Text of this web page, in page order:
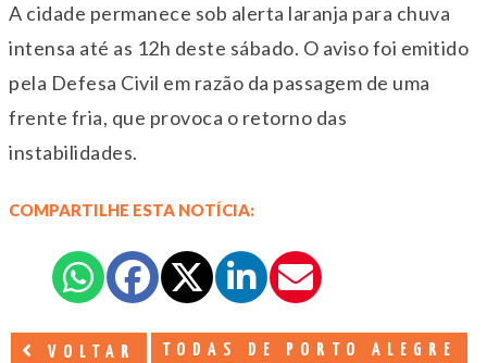
A cidade permanece sob alerta laranja para chuva
intensa até as 12h deste sábado. O aviso foi emitido
pela Defesa Civil em razão da passagem de uma
frente fria, que provoca o retorno das
instabilidades.
COMPARTILHE ESTA NOTÍCIA:
VOLTAR TODAS DE PORTO ALEGRE